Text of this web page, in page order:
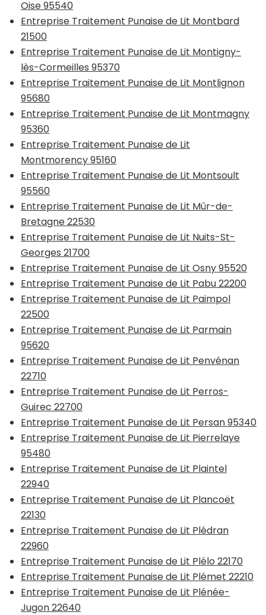
Oise 95540
Entreprise Traitement Punaise de Lit Montbard
21500
Entreprise Traitement Punaise de Lit Montigny-
lès-Cormeilles 95370
Entreprise Traitement Punaise de Lit Montlignon
95680
Entreprise Traitement Punaise de Lit Montmagny
95360
Entreprise Traitement Punaise de Lit
Montmorency 95160
Entreprise Traitement Punaise de Lit Montsoult
95560
Entreprise Traitement Punaise de Lit Mûr-de-
Bretagne 22530
Entreprise Traitement Punaise de Lit Nuits-St-
Georges 21700
Entreprise Traitement Punaise de Lit Osny 95520
Entreprise Traitement Punaise de Lit Pabu 22200
Entreprise Traitement Punaise de Lit Paimpol
22500
Entreprise Traitement Punaise de Lit Parmain
95620
Entreprise Traitement Punaise de Lit Penvénan
22710
Entreprise Traitement Punaise de Lit Perros-
Guirec 22700
Entreprise Traitement Punaise de Lit Persan 95340
Entreprise Traitement Punaise de Lit Pierrelaye
95480
Entreprise Traitement Punaise de Lit Plaintel
22940
Entreprise Traitement Punaise de Lit Plancoët
22130
Entreprise Traitement Punaise de Lit Plédran
22960
Entreprise Traitement Punaise de Lit Plélo 22170
Entreprise Traitement Punaise de Lit Plémet 22210
Entreprise Traitement Punaise de Lit Plénée-
Jugon 22640